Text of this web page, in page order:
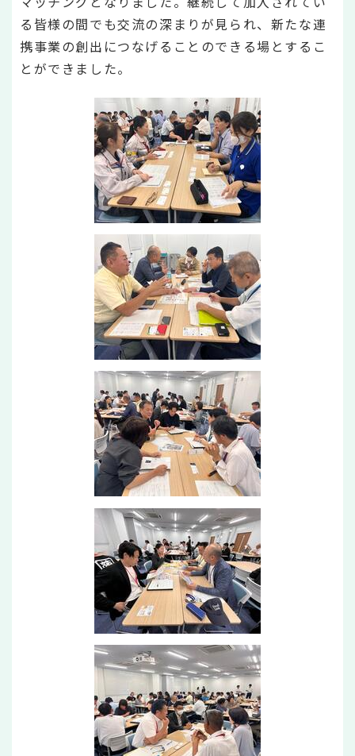
る皆様の間でも交流の深まりが見られ、新たな連
携事業の創出につなげることのできる場とするこ
とができました。